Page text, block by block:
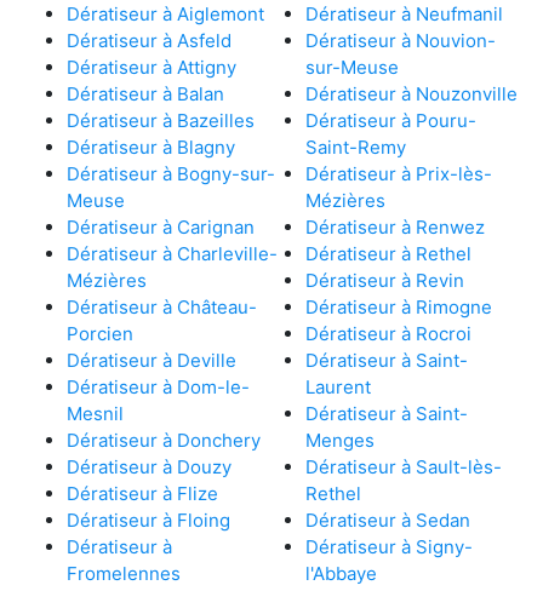
Dératiseur à Aiglemont
Dératiseur à Asfeld
Dératiseur à Attigny
Dératiseur à Balan
Dératiseur à Bazeilles
Dératiseur à Blagny
Dératiseur à Bogny-sur-
Meuse
Dératiseur à Carignan
Dératiseur à Charleville-
Mézières
Dératiseur à Château-
Porcien
Dératiseur à Deville
Dératiseur à Dom-le-
Mesnil
Dératiseur à Donchery
Dératiseur à Douzy
Dératiseur à Flize
Dératiseur à Floing
Dératiseur à
Fromelennes
Dératiseur à Neufmanil
Dératiseur à Nouvion-
sur-Meuse
Dératiseur à Nouzonville
Dératiseur à Pouru-
Saint-Remy
Dératiseur à Prix-lès-
Mézières
Dératiseur à Renwez
Dératiseur à Rethel
Dératiseur à Revin
Dératiseur à Rimogne
Dératiseur à Rocroi
Dératiseur à Saint-
Laurent
Dératiseur à Saint-
Menges
Dératiseur à Sault-lès-
Rethel
Dératiseur à Sedan
Dératiseur à Signy-
l'Abbaye